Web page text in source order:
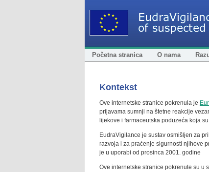
Početna stranica O nama
Kontekst
Ove internetske stranice pokrenula je
prijavama sumnji na štetne reakcije
lijekove i farmaceutska poduzeća koja
EudraVigilance je sustav osmišljen za
razvoja i za praćenje sigurnosti njihove
je u uporabi od prosinca 2001. godine
Ove internetske stranice pokrenute su u